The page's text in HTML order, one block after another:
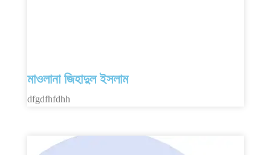
মাওলানা জিহাদুল ইসলাম
dfgdfhfdhh